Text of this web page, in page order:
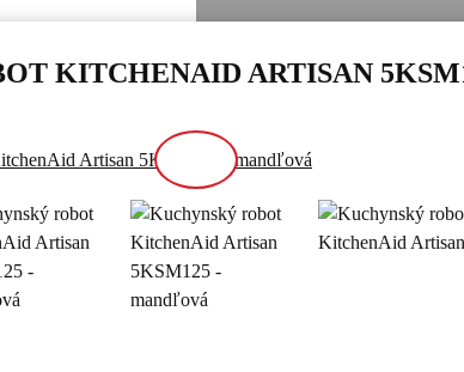
KITCHENAID ARTISAN